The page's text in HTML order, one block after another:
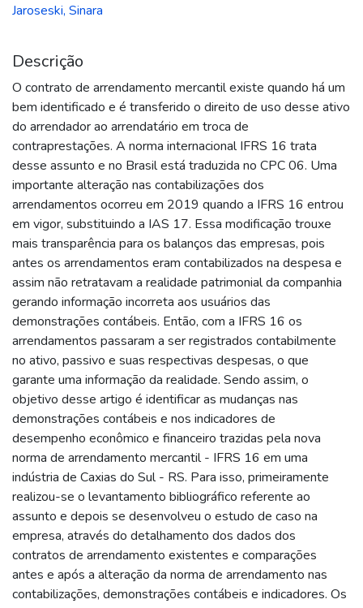
Jaroseski, Sinara
Descrição
O contrato de arrendamento mercantil existe quando há um
bem identificado e é transferido o direito de uso desse ativo
do arrendador ao arrendatário em troca de
contraprestações. A norma internacional IFRS 16 trata
desse assunto e no Brasil está traduzida no CPC 06. Uma
importante alteração nas contabilizações dos
arrendamentos ocorreu em 2019 quando a IFRS 16 entrou
em vigor, substituindo a IAS 17. Essa modificação trouxe
mais transparência para os balanços das empresas, pois
antes os arrendamentos eram contabilizados na despesa e
assim não retratavam a realidade patrimonial da companhia
gerando informação incorreta aos usuários das
demonstrações contábeis. Então, com a IFRS 16 os
arrendamentos passaram a ser registrados contabilmente
no ativo, passivo e suas respectivas despesas, o que
garante uma informação da realidade. Sendo assim, o
objetivo desse artigo é identificar as mudanças nas
demonstrações contábeis e nos indicadores de
desempenho econômico e financeiro trazidas pela nova
norma de arrendamento mercantil - IFRS 16 em uma
indústria de Caxias do Sul - RS. Para isso, primeiramente
realizou-se o levantamento bibliográfico referente ao
assunto e depois se desenvolveu o estudo de caso na
empresa, através do detalhamento dos dados dos
contratos de arrendamento existentes e comparações
antes e após a alteração da norma de arrendamento nas
contabilizações, demonstrações contábeis e indicadores. Os